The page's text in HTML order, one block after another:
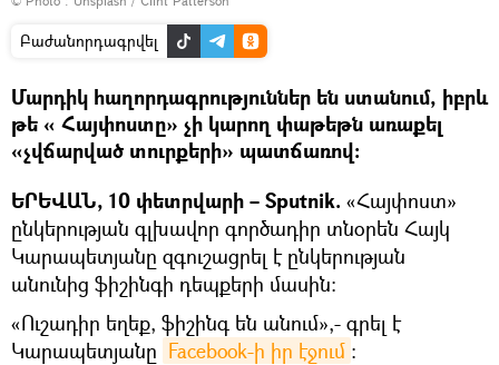
Բաժանորդագրվել
Մարդիկ հաղորդագրություններ են ստանում, իբրև
թե « Հայփոստը» չի կարող փաթեթն առաքել
«չվճարված տուրքերի» պատճառով։
ԵՐԵՎԱՆ, 10 փետրվարի – Sputnik. «Հայփոստ»
ընկերության գլխավոր գործադիր տնօրեն Հայկ
Կարապետյանը զգուշացրել է ընկերության
անունից ֆիշինգի դեպքերի մասին:
«Ուշադիր եղեք, ֆիշինգ են անում»,- գրել է
Կարապետյանը Facebook-ի իր էջում :